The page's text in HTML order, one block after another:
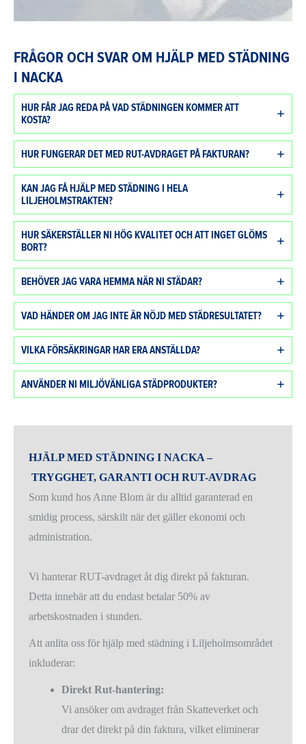
FRÅGOR OCH SVAR OM HJÄLP MED STÄDNING
I NACKA
HUR FÅR JAG REDA PÅ VAD STÄDNINGEN KOMMER ATT
KOSTA?
HUR FUNGERAR DET MED RUT-AVDRAGET PÅ FAKTURAN?
KAN JAG FÅ HJÄLP MED STÄDNING I HELA
LILJEHOLMSTRAKTEN?
HUR SÄKERSTÄLLER NI HÖG KVALITET OCH ATT INGET GLÖMS
BORT?
BEHÖVER JAG VARA HEMMA NÄR NI STÄDAR?
VAD HÄNDER OM JAG INTE ÄR NÖJD MED STÄDRESULTATET?
VILKA FÖRSÄKRINGAR HAR ERA ANSTÄLLDA?
ANVÄNDER NI MILJÖVÄNLIGA STÄDPRODUKTER?
HJÄLP MED STÄDNING I NACKA –
TRYGGHET, GARANTI OCH RUT-AVDRAG
Som kund hos Anne Blom är du alltid garanterad en
smidig process, särskilt när det gäller ekonomi och
administration.
Vi hanterar RUT-avdraget åt dig direkt på fakturan.
Detta innebär att du endast betalar 50% av
arbetskostnaden i stunden.
Att anlita oss för hjälp med städning i Liljeholmsområdet
inkluderar:
Direkt Rut-hantering:
Vi ansöker om avdraget från Skatteverket och
drar det direkt på din faktura, vilket eliminerar